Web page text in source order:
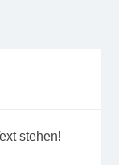
stehen!